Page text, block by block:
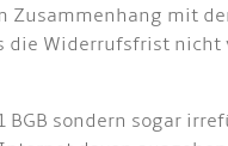
Zusammenhang mit
Widerrufsfrist nicht
sondern sogar